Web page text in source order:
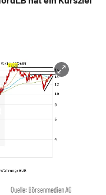
Quelle: Börsenmedien AG